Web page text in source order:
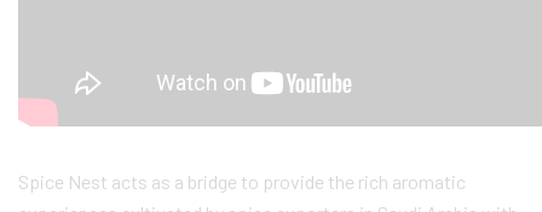
Spice Nest acts as a bridge to provide the rich aromatic